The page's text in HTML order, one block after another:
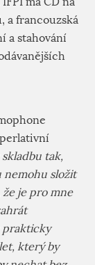
a francouzská
a stahování
tak,
nemohu složit
je pro mne
prakticky
který by